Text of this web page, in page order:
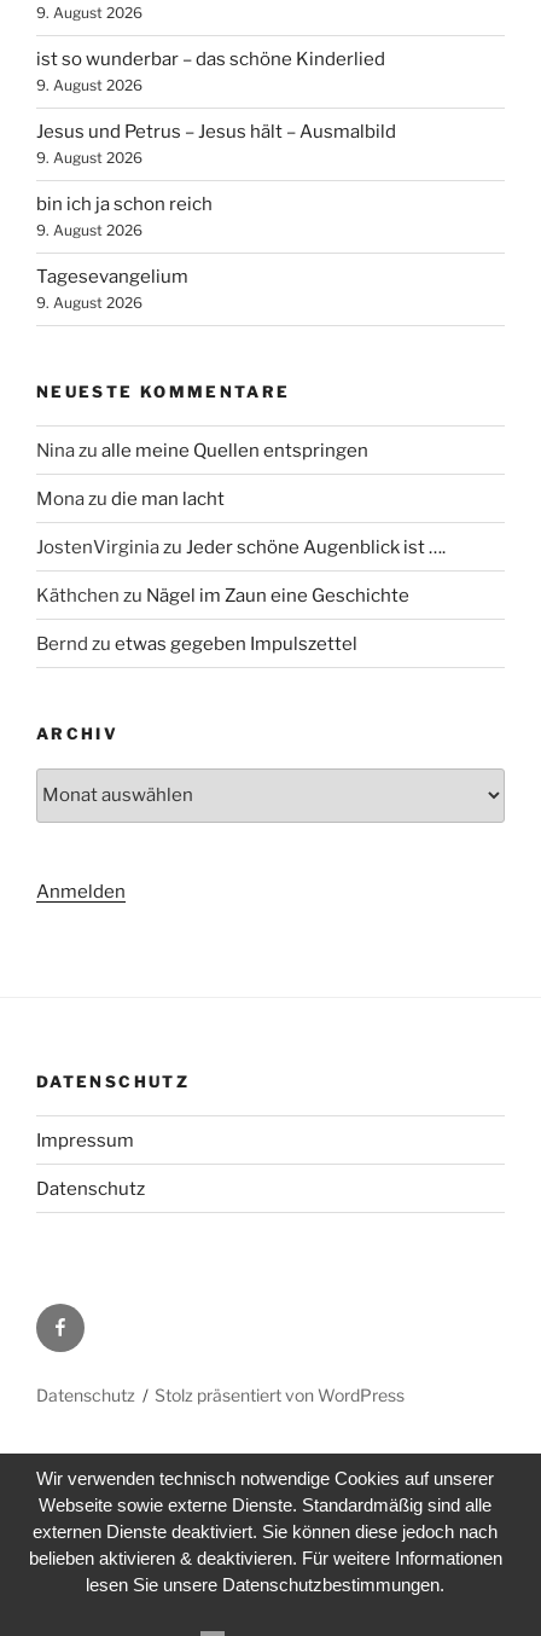
9. August 2026
ist so wunderbar – das schöne Kinderlied
9. August 2026
Jesus und Petrus – Jesus hält – Ausmalbild
9. August 2026
bin ich ja schon reich
9. August 2026
Tagesevangelium
9. August 2026
NEUESTE KOMMENTARE
Ninazu alle meine Quellen entspringen
Monazu die man lacht
JostenVirginiazu Jeder schöne Augenblick ist ….
Käthchen zu Nägel im Zaun eine Geschichte
Bernd zu etwas gegeben Impulszettel
ARCHIV
Anmelden
DATENSCHUTZ
Impressum
Datenschutz
Facebook
Datenschutz Stolz präsentiert von WordPress
Wir verwenden technisch notwendige Cookies auf unserer
Webseite sowie externe Dienste. Standardmäßig sind alle
externen Dienste deaktiviert. Sie können diese jedoch nach
belieben aktivieren & deaktivieren. Für weitere Informationen
lesen Sie unsere Datenschutzbestimmungen.